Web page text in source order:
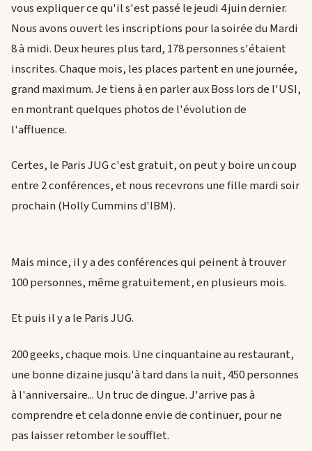
vous expliquer ce qu'il s'est passé le jeudi 4 juin dernier.
Nous avons ouvert les inscriptions pour la soirée du Mardi
8 à midi. Deux heures plus tard, 178 personnes s'étaient
inscrites. Chaque mois, les places partent en une journée,
grand maximum. Je tiens à en parler aux Boss lors de l'USI,
en montrant quelques photos de l'évolution de
l'affluence.
Certes, le Paris JUG c'est gratuit, on peut y boire un coup
entre 2 conférences, et nous recevrons une fille mardi soir
prochain (Holly Cummins d'IBM).
Mais mince, il y a des conférences qui peinent à trouver
100 personnes, même gratuitement, en plusieurs mois.
Et puis il y a le Paris JUG.
200 geeks, chaque mois. Une cinquantaine au restaurant,
une bonne dizaine jusqu'à tard dans la nuit, 450 personnes
à l'anniversaire... Un truc de dingue. J'arrive pas à
comprendre et cela donne envie de continuer, pour ne
pas laisser retomber le soufflet.